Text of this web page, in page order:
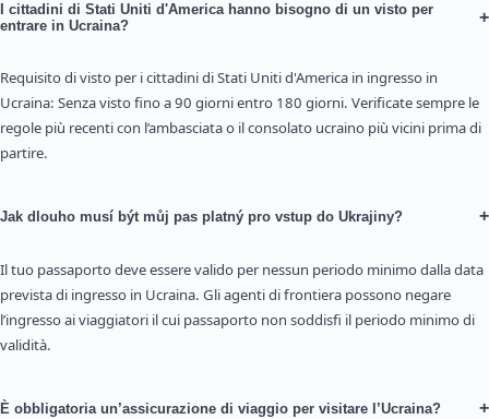
I cittadini di Stati Uniti d'America hanno bisogno di un visto per
entrare in Ucraina?
+
Requisito di visto per i cittadini di Stati Uniti d'America in ingresso in
Ucraina: Senza visto fino a 90 giorni entro 180 giorni. Verificate sempre le
regole più recenti con l’ambasciata o il consolato ucraino più vicini prima di
partire.
Jak dlouho musí být můj pas platný pro vstup do Ukrajiny? +
Il tuo passaporto deve essere valido per nessun periodo minimo dalla data
prevista di ingresso in Ucraina. Gli agenti di frontiera possono negare
l’ingresso ai viaggiatori il cui passaporto non soddisfi il periodo minimo di
validità.
È obbligatoria un’assicurazione di viaggio per visitare l’Ucraina? +